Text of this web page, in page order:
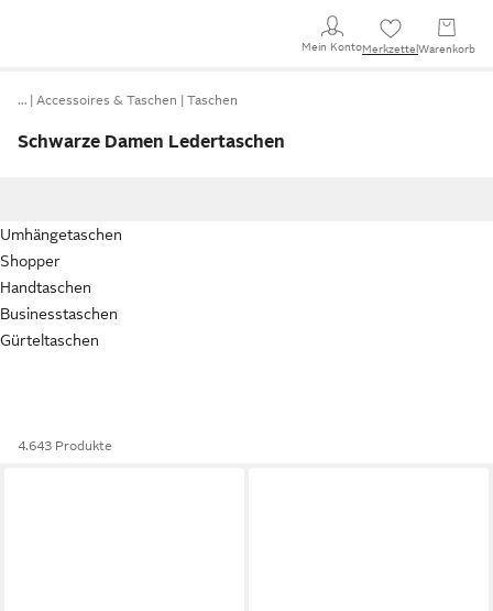
Mein KontoMerkzettel Warenkorb
… Accessoires & Taschen Taschen
Schwarze Damen Ledertaschen
Umhängetaschen
Shopper
Handtaschen
Businesstaschen
Gürteltaschen
4.643 Produkte